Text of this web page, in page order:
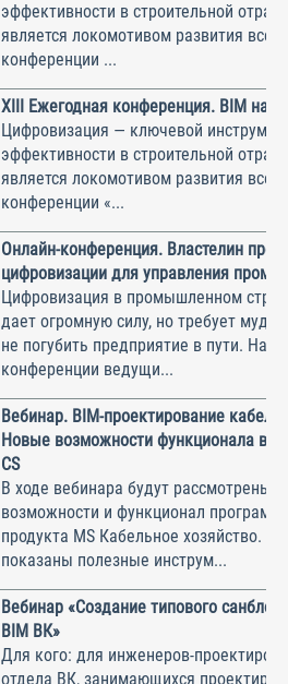
эффективности в строительной
является локомотивом развития
конференции ...
XIII Ежегодная конференция. BIM на
Цифровизация — ключевой
эффективности в строительной
является локомотивом развития
конференции «...
Онлайн-конференция. Властелин
цифровизации для управления
Цифровизация в промышленном
дает огромную силу, но требует
не погубить предприятие в пути. На
конференции ведущи...
Вебинар. BIM-проектирование
Новые возможности функционала в
CS
В ходе вебинара будут рассмотрены
возможности и функционал
продукта MS Кабельное хозяйство. А
показаны полезные инструм...
Вебинар «Создание типового
BIM ВК»
Для кого: для инженеров-
отдела ВК, занимающихся